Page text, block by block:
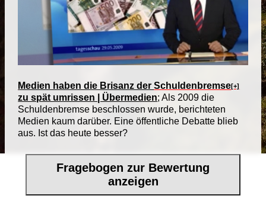
Medien haben die Brisanz derSchuldenbremse[+]
zu spät umrissen | Übermedien; Als 2009 die
Schuldenbremse beschlossen wurde, berichteten
Medien kaum darüber. Eine öffentliche Debatte blieb
aus. Ist das heute besser?
Fragebogen zur Bewertung
anzeigen